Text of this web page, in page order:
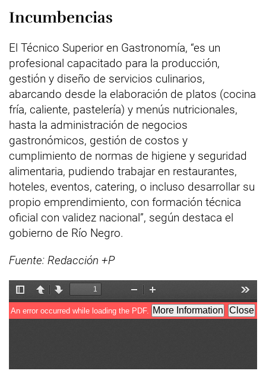
Incumbencias
El Técnico Superior en Gastronomía, “es un
profesional capacitado para la producción,
gestión y diseño de servicios culinarios,
abarcando desde la elaboración de platos (cocina
fría, caliente, pastelería) y menús nutricionales,
hasta la administración de negocios
gastronómicos, gestión de costos y
cumplimiento de normas de higiene y seguridad
alimentaria, pudiendo trabajar en restaurantes,
hoteles, eventos, catering, o incluso desarrollar su
propio emprendimiento, con formación técnica
oficial con validez nacional”, según destaca el
gobierno de Río Negro.
Fuente: Redacción +P